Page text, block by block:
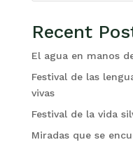
Recent
El agua en manos
Festival de las
vivas
Festival de la vida
Miradas que se